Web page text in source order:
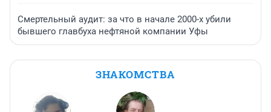
Смертельный аудит: за что в начале 2000-х убили
бывшего главбуха нефтяной компании Уфы
ЗНАКОМСТВА